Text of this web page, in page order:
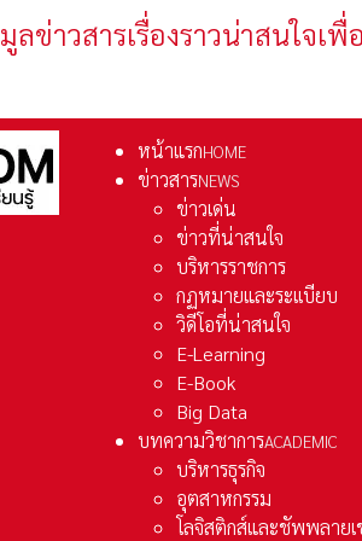
ลข่าวสารเรื่องราวน่าสนใจเ
หน้าแรกHOME
ข่าวสารNEWS
ข่าวเด่น
ข่าวที่น่าสนใจ
บริหารราชการ
กฏหมายและระเเบียบ
วิดีโอที่น่าสนใจ
E-Learning
E-Book
Big Data
บทความวิชาการACADEMIC
บริหารธุรกิจ
อุตสาหกรรม
โลจิสติกส์และชัพพลาย